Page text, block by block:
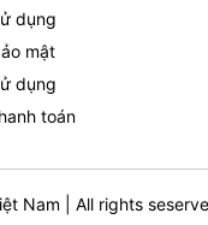
dụng
mật
dụng
toán
Nam | All rights